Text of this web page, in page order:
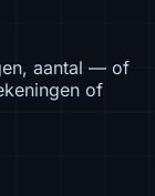
aantal — of
of